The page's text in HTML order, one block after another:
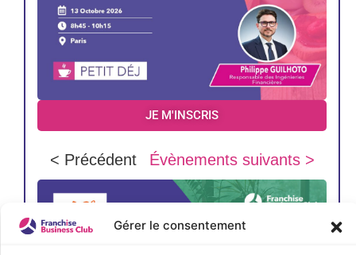
Gérer le consentement
JE M'INSCRIS
< Précédent Évènements suivants >